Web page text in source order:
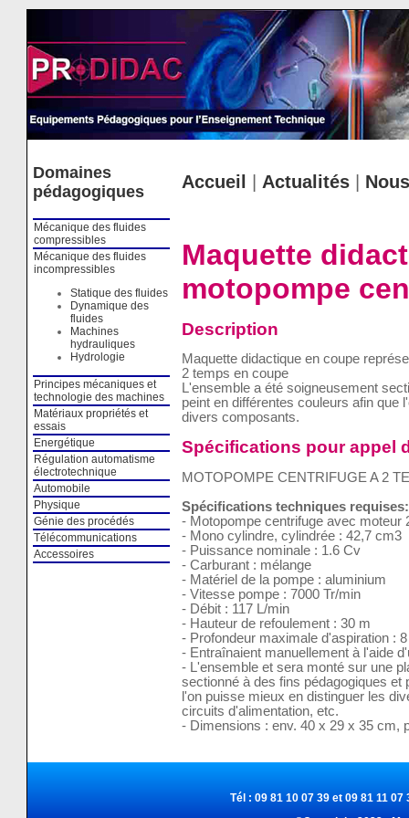
Domaines
pédagogiques
Mécanique des fluides
compressibles
Mécanique des fluides
incompressibles
Statique des fluides
Dynamique des
fluides
Machines
hydrauliques
Hydrologie
Principes mécaniques et
technologie des machines
Matériaux propriétés et
essais
Energétique
Régulation automatisme
électrotechnique
Automobile
Physique
Génie des procédés
Télécommunications
Accessoires
Accueil Actualités|
Maquette
motopompe
Description
Maquette didactique en coupe
2 temps en coupe
L'ensemble a été soigneusement
peint en différentes couleurs afin que
divers composants.
Spécifications pour appel
MOTOPOMPE CENTRIFUGE A 2
Spécifications techniques requises:
- Motopompe centrifuge avec moteur
- Mono cylindre, cylindrée : 42,7 cm3
- Puissance nominale : 1.6 Cv
- Carburant : mélange
- Matériel de la pompe : aluminium
- Vitesse pompe : 7000 Tr/min
- Débit : 117 L/min
- Hauteur de refoulement : 30 m
- Profondeur maximale d'aspiration :
- Entraînaient manuellement à l'aide
- L'ensemble et sera monté sur une
sectionné à des fins pédagogiques et
l'on puisse mieux en distinguer les
circuits d'alimentation, etc.
- Dimensions : env. 40 x 29 x 35 cm,
Tél : 09 81 10 07 39 et 09 81 11
Cookies management panel